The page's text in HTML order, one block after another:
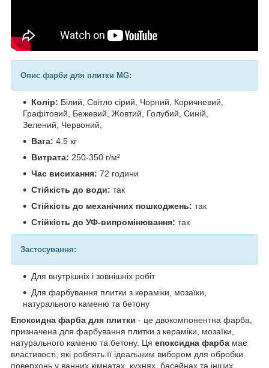
Опис фарби для плитки MG:
Колір: Білий, Світло сірий, Чорний, Коричневий,
Графітовий, Бежевий, Жовтий, Голубий, Синій,
Зелений, Червоний,
Вага: 4.5 кг
Витрата: 250-350 г/м²
Час висихання: 72 години
Стійкість до води: так
Стійкість до механічних пошкоджень: так
Стійкість до УФ-випромінювання: так
Застосування:
Для внутрішніх і зовнішніх робіт
Для фарбування плитки з кераміки, мозаїки,
натурального каменю та бетону
Епоксидна фарба для плитки - це двокомпонентна фарба,
призначена для фарбування плитки з кераміки, мозаїки,
натурального каменю та бетону. Ця епоксидна фарба має
властивості, які роблять її ідеальним вибором для обробки
поверхонь у ванних кімнатах, кухнях, басейнах та інших